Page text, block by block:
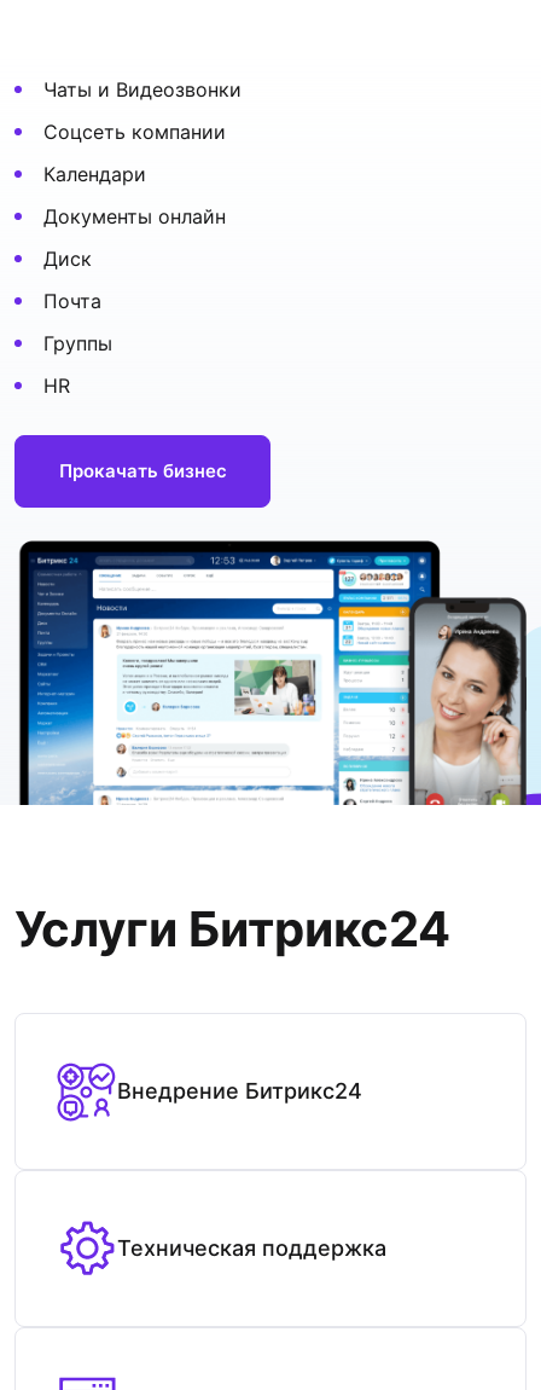
Чаты и Видеозвонки
Соцсеть компании
Календари
Документы онлайн
Диск
Почта
Группы
HR
Прокачать бизнес
Услуги Битрикс24
Внедрение Битрикс24
Техническая поддержка